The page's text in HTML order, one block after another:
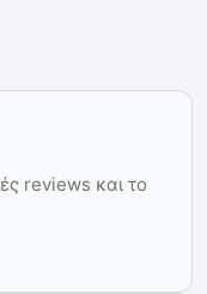
reviews και το